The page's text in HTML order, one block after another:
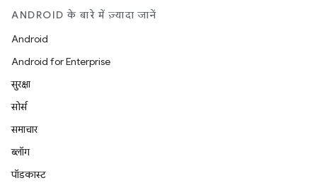
ANDROID के बारे में ज़्यादा जानें
Android
Android for Enterprise
सुरक्षा
सोर्स
समाचार
ब्लॉग
पॉडकास्ट